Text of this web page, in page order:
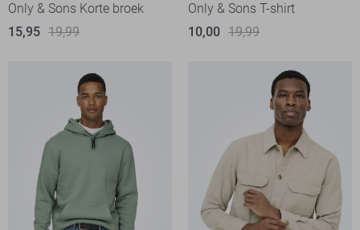
Only & Sons Korte broek
15,95 19,99
Only & Sons T-shirt
10,00 19,99